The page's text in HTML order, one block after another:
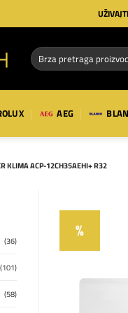
Pretraga
za:
AEG
KLIMA ACP-12CH35AEHI+ R32
(36)
(101)
(58)
%